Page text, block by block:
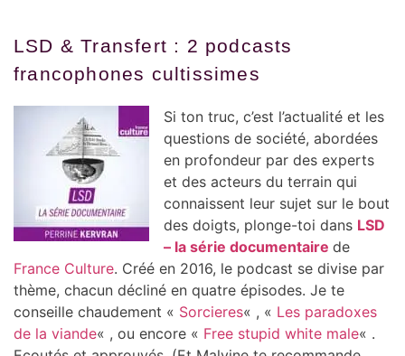
LSD & Transfert : 2 podcasts
francophones cultissimes
Si ton truc, c’est l’actualité et les
questions de société, abordées
en profondeur par des experts
et des acteurs du terrain qui
connaissent leur sujet sur le bout
des doigts, plonge-toi dans LSD
– la série documentaire de
France Culture. Créé en 2016, le podcast se divise par
thème, chacun décliné en quatre épisodes. Je te
conseille chaudement « Sorcieres« , « Les paradoxes
de la viande« , ou encore « Free stupid white male« .